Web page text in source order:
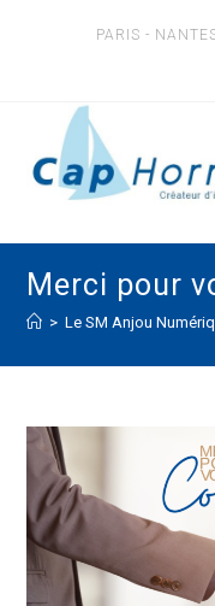
PARIS -
Merci pour
> Le SM Anjou